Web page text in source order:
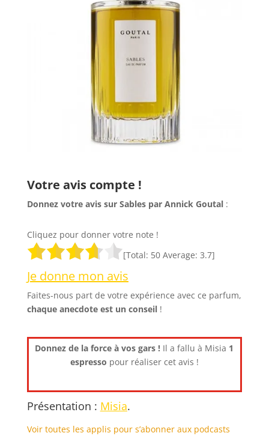
Votre avis compte !
Donnez votre avis sur Sables par Annick Goutal :
Cliquez pour donner votre note !
[Total: 50Average: 3.7]
Je donne mon avis
Faites-nous part de votre expérience avec ce parfum,
chaque anecdote est un conseil!
Donnez de la force à vos gars ! Il a fallu à Misia 1
espresso pour réaliser cet avis !
Présentation : Misia.
Voir toutes les applis pour s’abonner aux podcasts